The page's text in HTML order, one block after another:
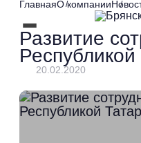
ГлавнаяО компании
Развитие
Республикой
20.02.2020